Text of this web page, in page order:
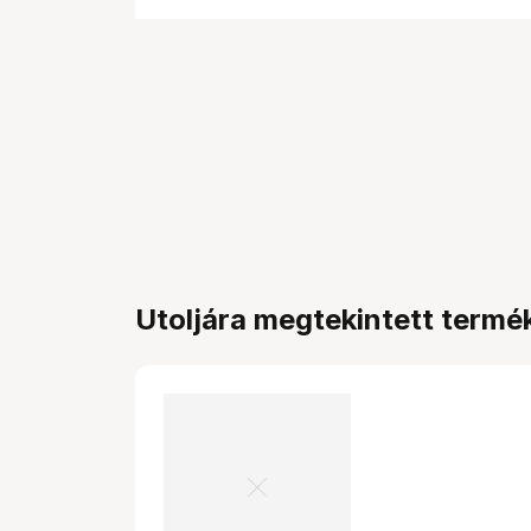
Utoljára megtekintett